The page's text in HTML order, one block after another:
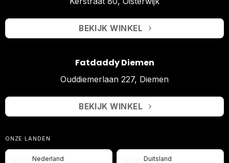
BEKIJK WINKEL
Fatdaddy Diemen
Ouddiemerlaan 227, Diemen
BEKIJK WINKEL
ONZE LANDEN
Nederland Duitsland